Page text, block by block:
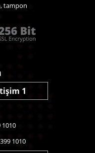
tampon
1
1010
1010